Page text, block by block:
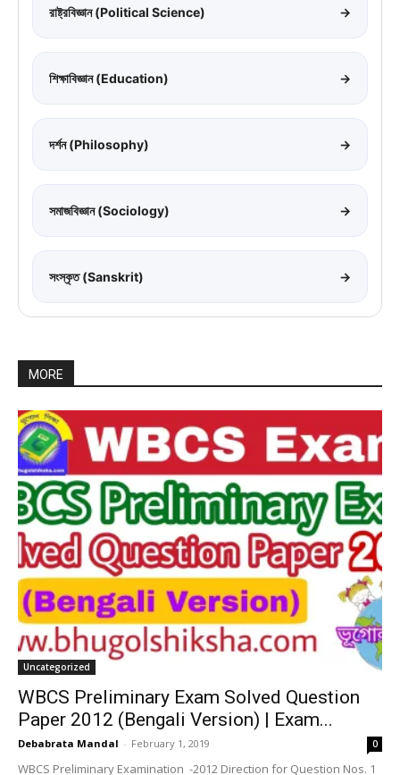
রাষ্ট্রবিজ্ঞান (Political Science) →
শিক্ষাবিজ্ঞান (Education) →
দর্শন (Philosophy) →
সমাজবিজ্ঞান (Sociology) →
সংস্কৃত (Sanskrit) →
MORE
Uncategorized
WBCS Preliminary Exam Solved Question
Paper 2012 (Bengali Version) | Exam...
Debabrata Mandal - February 1, 2019 0
WBCS Preliminary Examination -2012 Direction for Question Nos. 1